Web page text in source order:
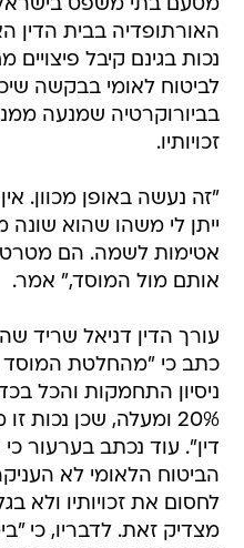
מטעם בתי משפט
נכות בגינם קיבל
לביטוח לאומי בבקשה
בביורוקרטיה שמנעה
זכויותיו.
"זה נעשה באופן מכוון.
ייתן לי משהו שהוא
אטימות לשמה. הם
אותם מול המוסד," אמר.
עורך הדין דניאל שריד
כתב כי "מהחלטת המוסד
ניסיון התחמקות והכל
20% ומעלה, שכן נכות
דין". עוד נכתב בערעור
הביטוח הלאומי לא
לחסום את זכויותיו ולא
מצדיק זאת. לדבריו, כי